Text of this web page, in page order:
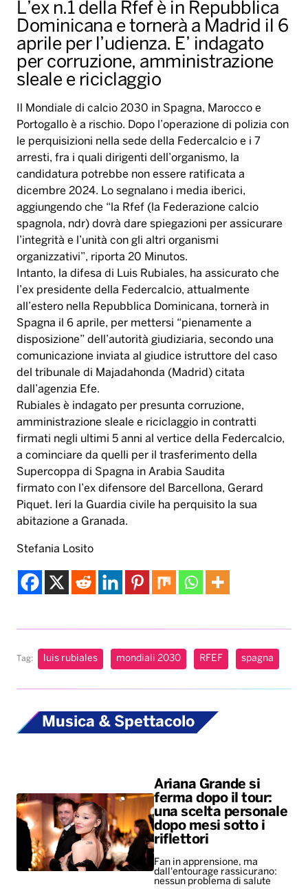
L’ex n.1 della Rfef è in Repubblica
Dominicana e tornerà a Madrid il 6
aprile per l’udienza. E’ indagato
per corruzione, amministrazione
sleale e riciclaggio
Il Mondiale di calcio 2030 in Spagna, Marocco e
Portogallo è a rischio. Dopo l’operazione di polizia con
le perquisizioni nella sede della Federcalcio e i 7
arresti, fra i quali dirigenti dell’organismo, la
candidatura potrebbe non essere ratificata a
dicembre 2024. Lo segnalano i media iberici,
aggiungendo che “la Rfef (la Federazione calcio
spagnola, ndr) dovrà dare spiegazioni per assicurare
l’integrità e l’unità con gli altri organismi
organizzativi”, riporta 20 Minutos.
Intanto, la difesa di Luis Rubiales, ha assicurato che
l’ex presidente della Federcalcio, attualmente
all’estero nella Repubblica Dominicana, tornerà in
Spagna il 6 aprile, per mettersi “pienamente a
disposizione” dell’autorità giudiziaria, secondo una
comunicazione inviata al giudice istruttore del caso
del tribunale di Majadahonda (Madrid) citata
dall’agenzia Efe.
Rubiales è indagato per presunta corruzione,
amministrazione sleale e riciclaggio in contratti
firmati negli ultimi 5 anni al vertice della Federcalcio,
a cominciare da quelli per il trasferimento della
Supercoppa di Spagna in Arabia Saudita
firmato con l’ex difensore del Barcellona, Gerard
Piquet. Ieri la Guardia civile ha perquisito la sua
abitazione a Granada.
Stefania Losito
Tag: luis rubiales mondiali 2030 RFEF spagna
Musica & Spettacolo
Ariana Grande si
ferma dopo il tour:
una scelta personale
dopo mesi sotto i
riflettori
Fan in apprensione, ma
dall'entourage rassicurano:
nessun problema di salute